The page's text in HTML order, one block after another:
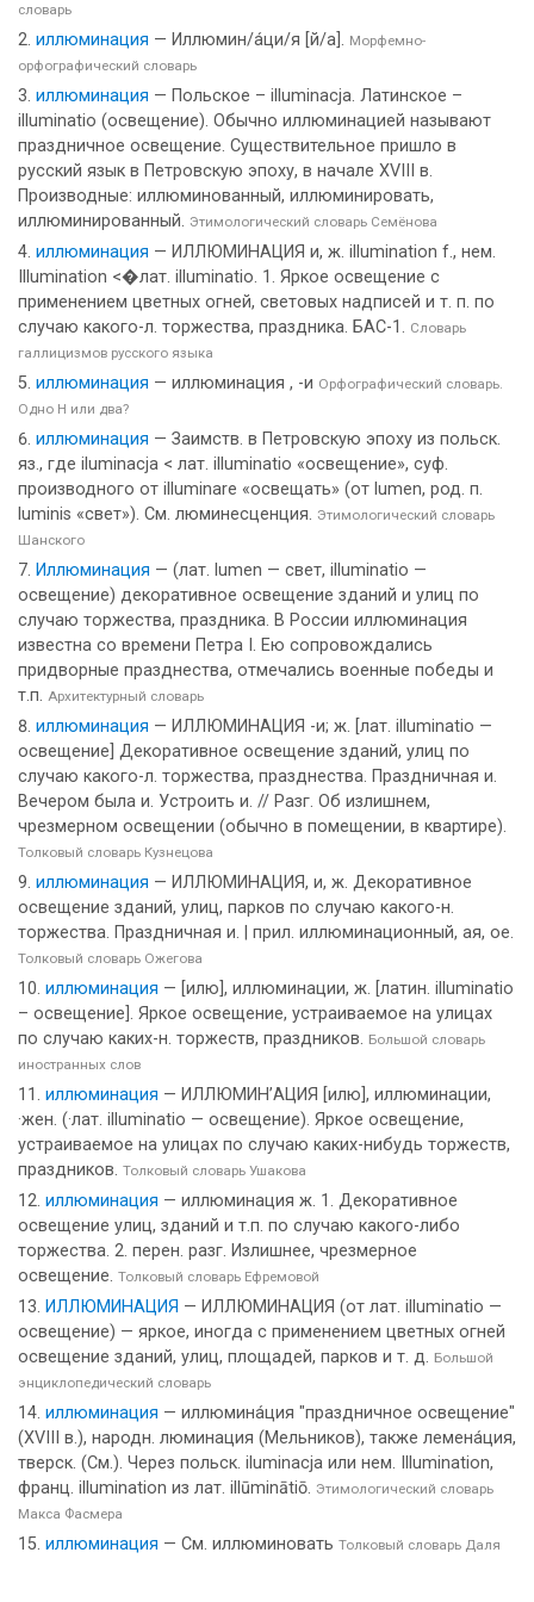
словарь
иллюминация — Иллюмин/а́ци/я [й/а]. Морфемно-
орфографический словарь
иллюминация — Польское – illuminacja. Латинское –
illuminatio (освещение). Обычно иллюминацией называют
праздничное освещение. Существительное пришло в
русский язык в Петровскую эпоху, в начале XVIII в.
Производные: иллюминованный, иллюминировать,
иллюминированный. Этимологический словарь Семёнова
иллюминация — ИЛЛЮМИНАЦИЯ и, ж. illumination f., нем.
Illumination <�лат. illuminatio. 1. Яркое освещение с
применением цветных огней, световых надписей и т. п. по
случаю какого-л. торжества, праздника. БАС-1. Словарь
галлицизмов русского языка
иллюминация — иллюминация , -и Орфографический словарь.
Одно Н или два?
иллюминация — Заимств. в Петровскую эпоху из польск.
яз., где iluminacja < лат. illuminatio «освещение», суф.
производного от illuminare «освещать» (от lumen, род. п.
luminis «свет»). См. люминесценция. Этимологический словарь
Шанского
Иллюминация — (лат. lumen — свет, illuminatio —
освещение) декоративное освещение зданий и улиц по
случаю торжества, праздника. В России иллюминация
известна со времени Петра I. Ею сопровождались
придворные празднества, отмечались военные победы и
т.п. Архитектурный словарь
иллюминация — ИЛЛЮМИНАЦИЯ -и; ж. [лат. illuminatio —
освещение] Декоративное освещение зданий, улиц по
случаю какого-л. торжества, празднества. Праздничная и.
Вечером была и. Устроить и. // Разг. Об излишнем,
чрезмерном освещении (обычно в помещении, в квартире).
Толковый словарь Кузнецова
иллюминация — ИЛЛЮМИНАЦИЯ, и, ж. Декоративное
освещение зданий, улиц, парков по случаю какого-н.
торжества. Праздничная и. | прил. иллюминационный, ая, ое.
Толковый словарь Ожегова
иллюминация — [илю], иллюминации, ж. [латин. illuminatio
– освещение]. Яркое освещение, устраиваемое на улицах
по случаю каких-н. торжеств, праздников. Большой словарь
иностранных слов
иллюминация — ИЛЛЮМИН’АЦИЯ [илю], иллюминации,
·жен. (·лат. illuminatio — освещение). Яркое освещение,
устраиваемое на улицах по случаю каких-нибудь торжеств,
праздников. Толковый словарь Ушакова
иллюминация — иллюминация ж. 1. Декоративное
освещение улиц, зданий и т.п. по случаю какого-либо
торжества. 2. перен. разг. Излишнее, чрезмерное
освещение. Толковый словарь Ефремовой
ИЛЛЮМИНАЦИЯ — ИЛЛЮМИНАЦИЯ (от лат. illuminatio —
освещение) — яркое, иногда с применением цветных огней
освещение зданий, улиц, площадей, парков и т. д. Большой
энциклопедический словарь
иллюминация — иллюмина́ция "праздничное освещение"
(XVIII в.), народн. люминация (Мельников), также лемена́ция,
тверск. (См.). Через польск. iluminacja или нем. Illumination,
франц. illumination из лат. illūminātiō. Этимологический словарь
Макса Фасмера
иллюминация — См. иллюминовать Толковый словарь Даля